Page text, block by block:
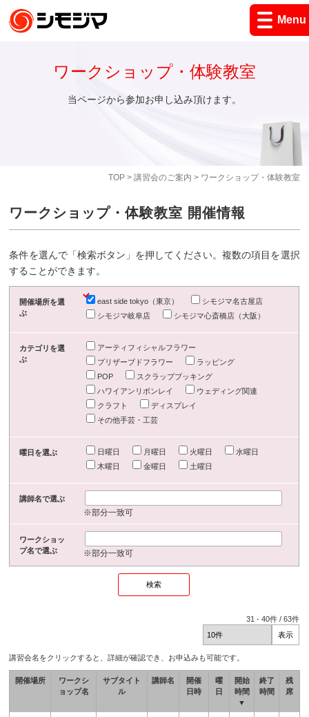
Menu
TOP> 講習会のご案内 > ワークショップ・体験教室
ワークショップ・体験教室
当ページから参加お申し込み頂けます。
ワークショップ・体験教室 開催情報
条件を選んで「検索ボタン」を押してください。複数の項目を選択
することができます。
開催場所を選
ぶ
east side tokyo（東京）
シモジマ名古屋店
シモジマ岐阜店
シモジマ心斎橋店（大阪）
カテゴリを選
ぶ
アーティフィシャルフラワー
プリザーブドフラワー
ラッピング
POP
スクラップブッキング
ハワイアンリボンレイ
ウェディング関連
クラフト
ディスプレイ
その他手芸・工芸
曜日を選ぶ 日曜日 月曜日 火曜日
水曜日
木曜日
金曜日 土曜日
講師名で選ぶ
※部分一致可
ワークショッ
プ名で選ぶ
※部分一致可
31 -40件 /63件
講習会名をクリックすると、詳細が確認でき、お申込みも可能です。
開催場所
ワークシ
ョップ名
サブタイト
ル
講師名
開催
日時
曜
日
開始
時間
▼
終了
時間
残
席